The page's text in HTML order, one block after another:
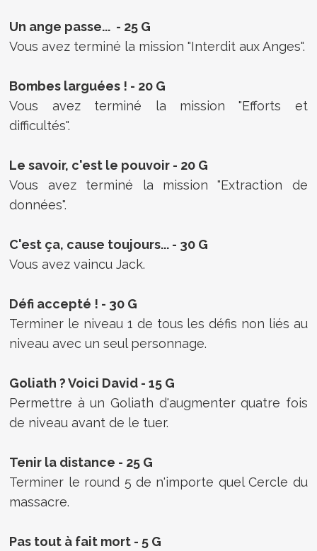
Un ange passe... - 25 G
Vous avez terminé la mission "Interdit aux Anges".
Bombes larguées ! - 20 G
Vous avez terminé la mission "Efforts et
difficultés".
Le savoir, c'est le pouvoir - 20 G
Vous avez terminé la mission "Extraction de
données".
C'est ça, cause toujours... - 30 G
Vous avez vaincu Jack.
Défi accepté ! - 30 G
Terminer le niveau 1 de tous les défis non liés au
niveau avec un seul personnage.
Goliath ? Voici David - 15 G
Permettre à un Goliath d'augmenter quatre fois
de niveau avant de le tuer.
Tenir la distance - 25 G
Terminer le round 5 de n'importe quel Cercle du
massacre.
Pas tout à fait mort - 5 G